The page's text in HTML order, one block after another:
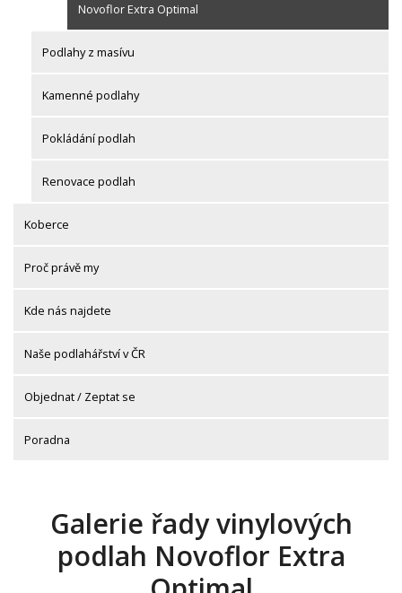
Novoflor Extra Optimal
Podlahy z masívu
Kamenné podlahy
Pokládání podlah
Renovace podlah
Koberce
Proč právě my
Kde nás najdete
Naše podlahářství v ČR
Objednat / Zeptat se
Poradna
Galerie řady vinylových
podlah Novoflor Extra